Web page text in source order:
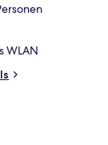
WLAN